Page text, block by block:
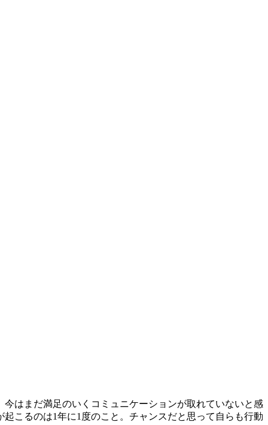
はまだ満足のいくコミュニケーションが取れていないと感
こるのは1年に1度のこと。チャンスだと思って自らも行動